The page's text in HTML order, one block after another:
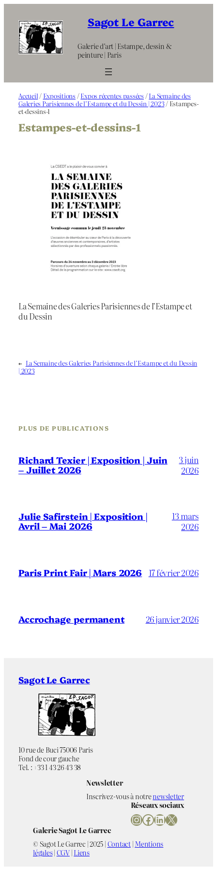
contenu
Sagot Le Garrec
Galerie d’art | Estampe, dessin &
peinture | Paris
Accueil / Expositions /Expos récentes passées /La Semaine des
Galeries Parisiennes de l’Estampe et du Dessin | 2023 / Estampes-
et-dessins-1
Estampes-et-dessins-1
La Semaine des Galeries Parisiennes de l’Estampe et
du Dessin
← La Semaine des Galeries Parisiennes de l’Estampe et du Dessin
| 2023
PLUS DE PUBLICATIONS
Richard Texier | Exposition | Juin
– Juillet 2026
3 juin
2026
Julie Safirstein | Exposition |
Avril – Mai 2026
13 mars
2026
Paris Print Fair | Mars 2026 17 février 2026
Accrochage permanent 26 janvier 2026
Sagot Le Garrec
10 rue de Buci 75006 Paris
Fond de cour gauche
Tel. : +33 1 43 26 43 38
Newsletter
Inscrivez-vous à notrenewsletter
Réseaux sociaux
InstagramFacebook LinkedIn X
Galerie Sagot Le Garrec
© Sagot Le Garrec | 2025 |Contact|Mentions
légales|CGV|Liens